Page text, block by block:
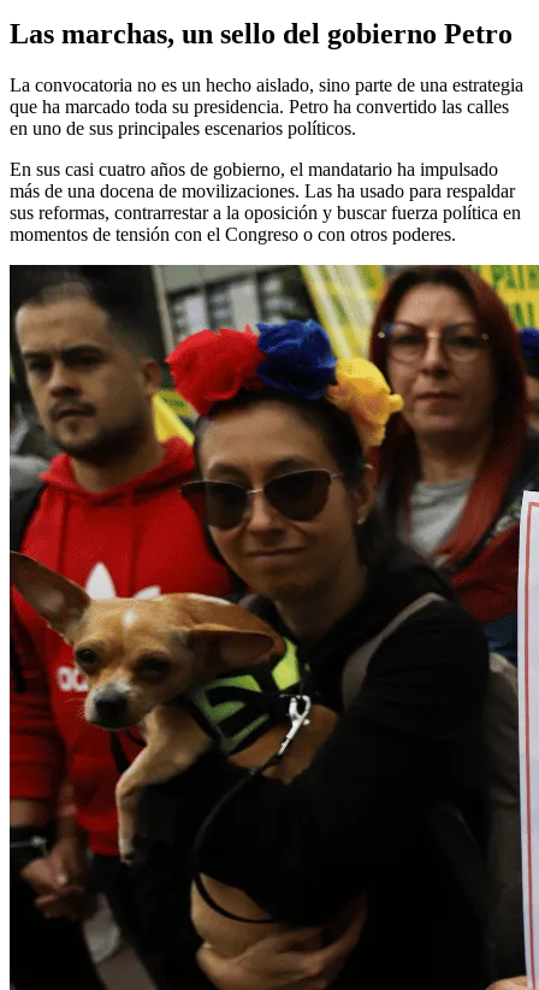
Las marchas, un sello del gobierno Petro
La convocatoria no es un hecho aislado, sino parte de una estrategia
que ha marcado toda su presidencia. Petro ha convertido las calles
en uno de sus principales escenarios políticos.
En sus casi cuatro años de gobierno, el mandatario ha impulsado
más de una docena de movilizaciones. Las ha usado para respaldar
sus reformas, contrarrestar a la oposición y buscar fuerza política en
momentos de tensión con el Congreso o con otros poderes.